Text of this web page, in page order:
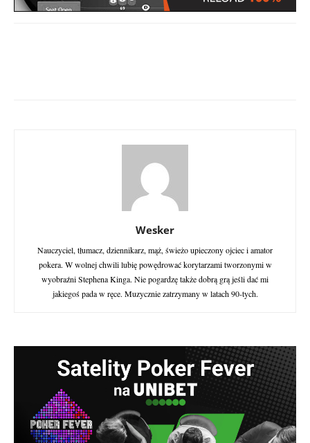
Wesker
Nauczyciel, tłumacz, dziennikarz, mąż, świeżo upieczony ojciec i amator
pokera. W wolnej chwili lubię powędrować korytarzami tworzonymi w
wyobraźni Stephena Kinga. Nie pogardzę także dobrą grą jeśli dać mi
jakiegoś pada w ręce. Muzycznie zatrzymany w latach 90-tych.